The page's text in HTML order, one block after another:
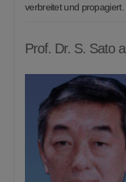
verbreitet und propagiert.
Prof. Dr. S. Sato